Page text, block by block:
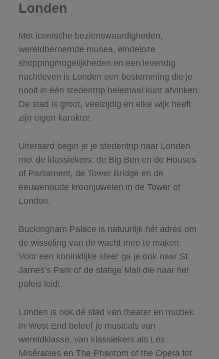
Londen
Met iconische bezienswaardigheden,
wereldberoemde musea, eindeloze
shoppingmogelijkheden en een levendig
nachtleven is Londen een bestemming die je
nooit in één stedentrip helemaal kunt afvinken.
De stad is groot, veelzijdig en elke wijk heeft
zijn eigen karakter.
Uiteraard begin je je stedentrip naar Londen
met de klassiekers: de Big Ben en de Houses
of Parliament, de Tower Bridge en de
eeuwenoude kroonjuwelen in de Tower of
London.
Buckingham Palace is natuurlijk hét adres om
de wisseling van de wacht mee te maken.
Voor een koninklijke sfeer ga je ook naar St.
James’s Park of de statige Mall die naar het
paleis leidt.
Londen is ook dé stad van theater en muziek.
In West End beleef je musicals van
wereldklasse, van klassiekers als Les
Misérables en The Phantom of the Opera tot